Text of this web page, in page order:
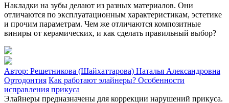
Накладки на зубы делают из разных материалов. Они
отличаются по эксплуатационным характеристикам, эстетике
и прочим параметрам. Чем же отличаются композитные
виниры от керамических, и как сделать правильный выбор?
Автор: Решетникова (Шайхаттарова) Наталья Александровна
Ортодонтия Как работают элайнеры? Особенности
исправления прикуса
Элайнеры предназначены для коррекции нарушений прикуса.